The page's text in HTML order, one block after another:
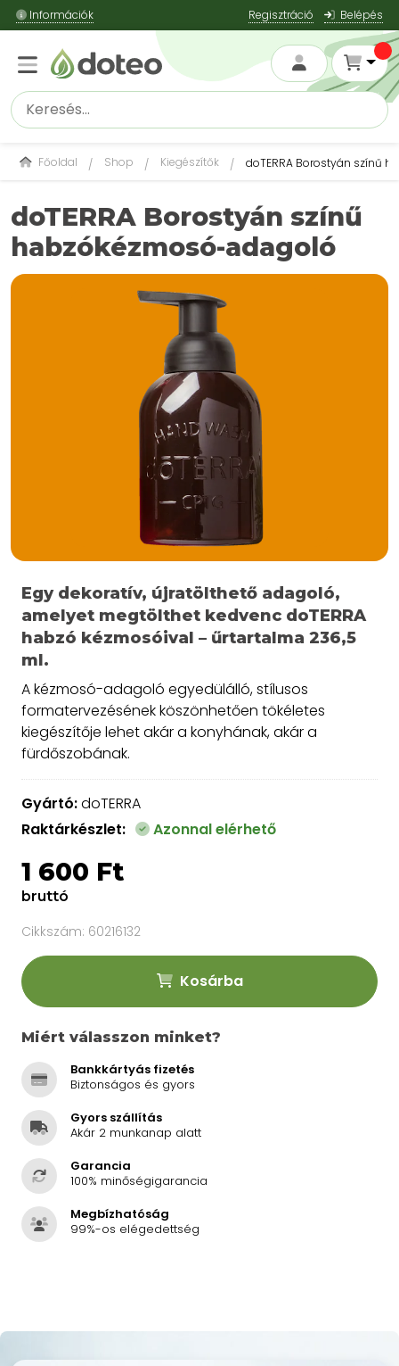
Információk Regisztráció Belépés
Főoldal Shop Kiegészítők doTERRA Borostyán színű
doTERRA Borostyán színű
habzókézmosó-adagoló
Egy dekoratív, újratölthető adagoló,
amelyet megtölthet kedvenc doTERRA
habzó kézmosóival – űrtartalma 236,5
ml.
A kézmosó-adagoló egyedülálló, stílusos
formatervezésének köszönhetően tökéletes
kiegészítője lehet akár a konyhának, akár a
fürdőszobának.
Gyártó:doTERRA
Raktárkészlet:
Azonnal elérhető
1 600 Ft
bruttó
Cikkszám: 60216132
Kosárba
Miért válasszon minket?
Bankkártyás fizetés
Biztonságos és gyors
Gyors szállítás
Akár 2 munkanap alatt
Garancia
100% minőségigarancia
Megbízhatóság
99%-os elégedettség